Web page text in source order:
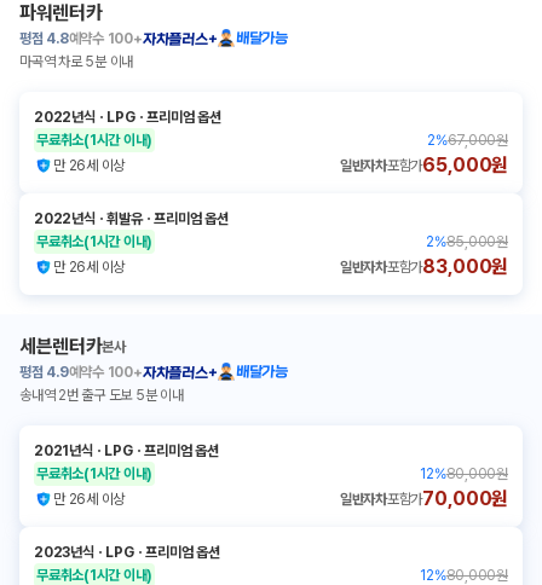
파워렌터카
평점 4.8예약수 100+자차플러스+
배달가능
마곡역 차로 5분 이내
2022년식 ㆍ LPGㆍ프리미엄 옵션
무료취소(1시간 이내) 2%67,000원
만 26세 이상
일반자차포함가65,000원
2022년식 ㆍ휘발유ㆍ프리미엄 옵션
무료취소(1시간 이내) 2%85,000원
만 26세 이상
일반자차포함가83,000원
세븐렌터카본사
평점 4.9예약수 100+자차플러스+
배달가능
송내역 2번 출구 도보 5분 이내
2021년식 ㆍ LPGㆍ프리미엄 옵션
무료취소(1시간 이내) 12%80,000원
만 26세 이상
일반자차포함가70,000원
2023년식 ㆍ LPGㆍ프리미엄 옵션
무료취소(1시간 이내) 12%80,000원